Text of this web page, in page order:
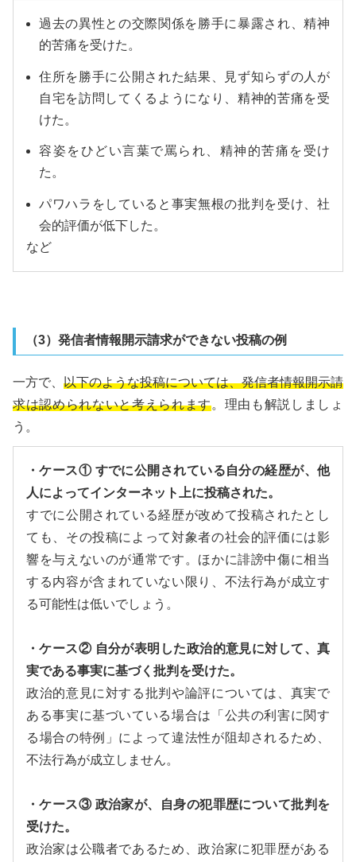
過去の異性との交際関係を勝手に暴露され、精神
的苦痛を受けた。
住所を勝手に公開された結果、見ず知らずの人が
自宅を訪問してくるようになり、精神的苦痛を受
けた。
容姿をひどい言葉で罵られ、精神的苦痛を受け
た。
パワハラをしていると事実無根の批判を受け、社
会的評価が低下した。
など
（3）発信者情報開示請求ができない投稿の例
一方で、 以下のような投稿については、発信者情報開示請
求は認められないと考えられます。理由も解説しましょ
う。
・ケース① すでに公開されている自分の経歴が、他
人によってインターネット上に投稿された。
すでに公開されている経歴が改めて投稿されたとし
ても、その投稿によって対象者の社会的評価には影
響を与えないのが通常です。ほかに誹謗中傷に相当
する内容が含まれていない限り、不法行為が成立す
る可能性は低いでしょう。
・ケース② 自分が表明した政治的意見に対して、真
実である事実に基づく批判を受けた。
政治的意見に対する批判や論評については、真実で
ある事実に基づいている場合は「公共の利害に関す
る場合の特例」によって違法性が阻却されるため、
不法行為が成立しません。
・ケース③ 政治家が、自身の犯罪歴について批判を
受けた。
政治家は公職者であるため、政治家に犯罪歴がある